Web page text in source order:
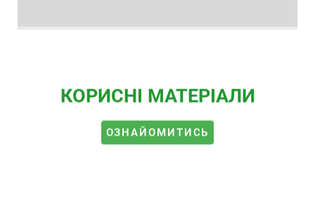
КОРИСНІ МАТЕРІАЛИ
ОЗНАЙОМИТИСЬ